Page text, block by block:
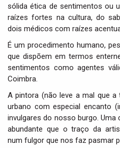
sólida ética de sentimentos ou
raízes fortes na cultura, do
dois médicos com raízes
É um procedimento humano,
que dispõem em termos
sentimentos como agentes
Coimbra.
A pintora (não leve a mal que
urbano com especial encanto
invulgares do nosso burgo.
abundante que o traço da
num fulgor que nos faz pasmar